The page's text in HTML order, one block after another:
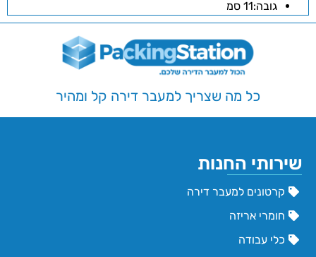
גובה:11 סמ
כל מה שצריך למעבר דירה קל ומהיר
שירותי החנות
קרטונים למעבר דירה
חומרי אריזה
כלי עבודה